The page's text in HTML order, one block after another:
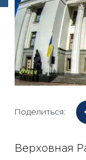
Поделиться:
Верховная